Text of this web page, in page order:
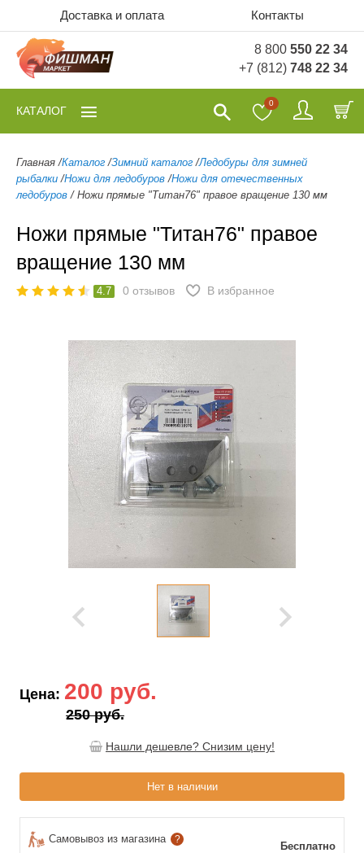
Доставка и оплата Контакты
8 800 550 22 34
+7 (812) 748 22 34
0
КАТАЛОГ
Главная /Каталог /Зимний каталог /Ледобуры для зимней
рыбалки /Ножи для ледобуров /Ножи для отечественных
ледобуров / Ножи прямые "Титан76" правое вращение 130 мм
Ножи прямые "Титан76" правое
вращение 130 мм
4.7 0 отзывов В избранное
Цена: 200 руб.
250 руб.
Нашли дешевле? Снизим цену!
Нет в наличии
Самовывоз из магазина ?
Бесплатно